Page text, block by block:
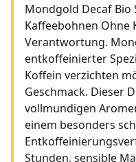
Mondgold Decaf
Kaffeebohnen Ohne
Verantwortung.
entkoffeinierter
Koffein verzichten
Geschmack. Dieser
vollmundigen
einem besonders
Stunden, sensible